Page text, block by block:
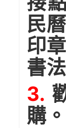
民
印
書
3.
購